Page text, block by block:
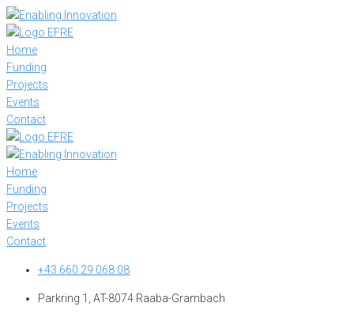
Skip
to
content
Home
Funding
Projects
Events
Contact
Home
Funding
Projects
Events
Contact
+43 660 29 068 08
Parkring 1, AT-8074 Raaba-Grambach